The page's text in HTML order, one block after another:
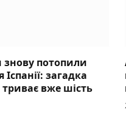
знову потопили
Іспанії: загадка
триває вже шість